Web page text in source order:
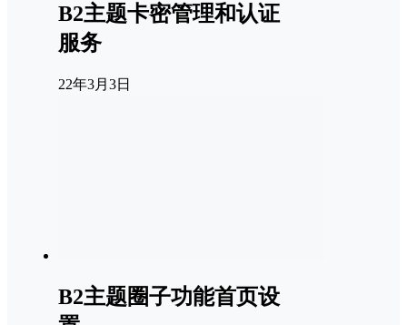
B2主题卡密管理和认证
服务
22年3月3日
B2主题圈子功能首页设